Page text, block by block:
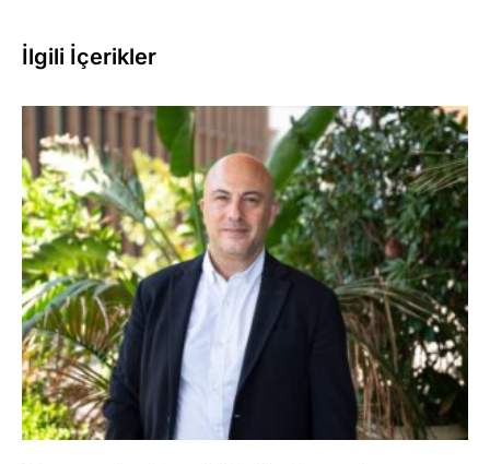
İlgili İçerikler